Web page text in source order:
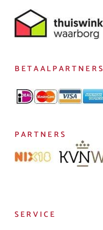
BETAALPARTNERS
PARTNERS
SERVICE